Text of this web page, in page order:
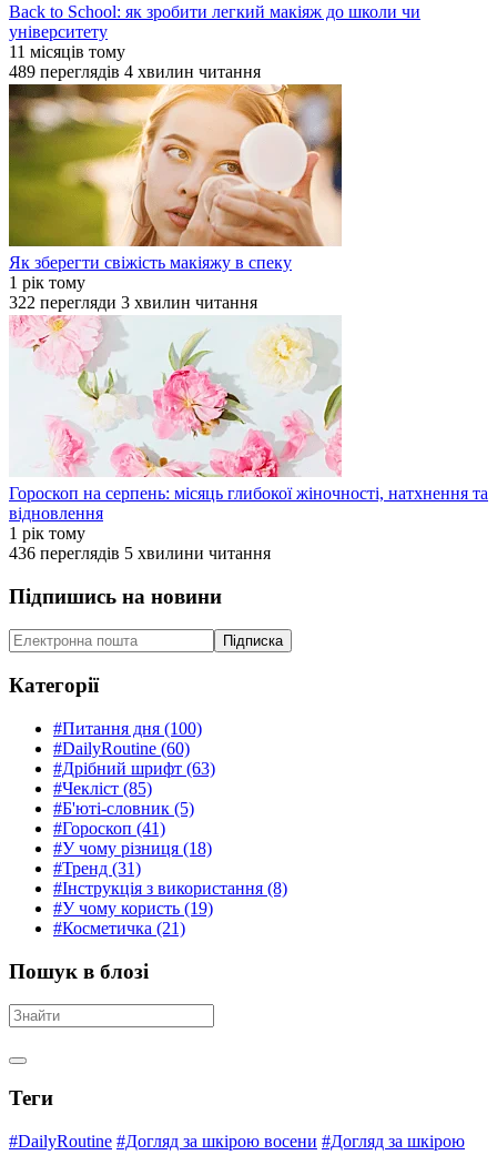
Back to School: як зробити легкий макіяж до школи чи
університету
11 місяців тому
489 переглядів 4 хвилин читання
Як зберегти свіжість макіяжу в спеку
1 рік тому
322 перегляди 3 хвилин читання
Гороскоп на серпень: місяць глибокої жіночності, натхнення та
відновлення
1 рік тому
436 переглядів 5 хвилини читання
Підпишись на новини
Підписка
Категорії
#Питання дня (100)
#DailyRoutine (60)
#Дрібний шрифт (63)
#Чекліст (85)
#Б'юті-словник (5)
#Гороскоп (41)
#У чому різниця (18)
#Тренд (31)
#Інструкція з використання (8)
#У чому користь (19)
#Косметичка (21)
Пошук в блозі
Теги
#DailyRoutine #Догляд за шкірою восени #Догляд за шкірою